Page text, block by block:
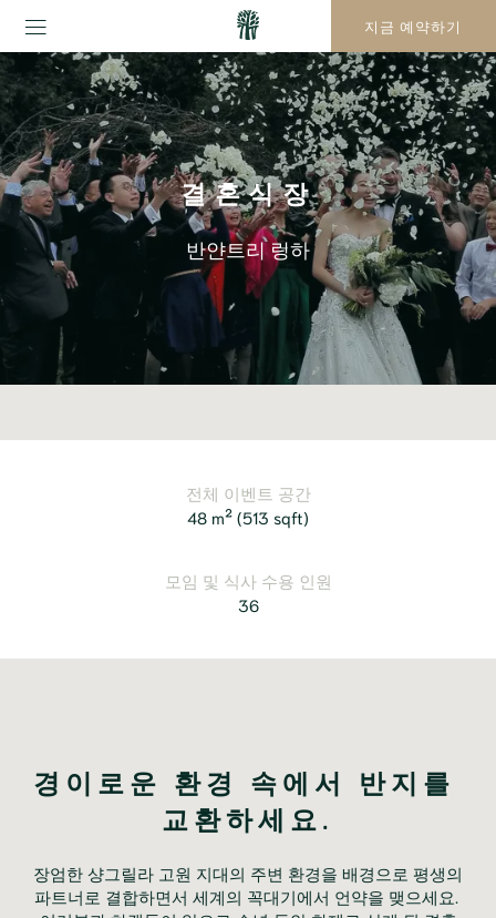
지금 예약하기
결혼식장
반얀트리 링하
전체 이벤트 공간
48 m² (513 sqft)
모임 및 식사 수용 인원
36
경이로운 환경 속에서 반지를
교환하세요.
장엄한 샹그릴라 고원 지대의 주변 환경을 배경으로 평생의
파트너로 결합하면서 세계의 꼭대기에서 언약을 맺으세요.